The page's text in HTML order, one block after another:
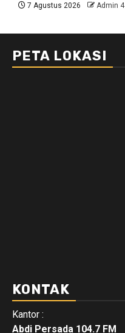
7 Agustus 2026 Admin 4
PETA LOKASI
KONTAK
Kantor :
Abdi Persada 104.7 FM